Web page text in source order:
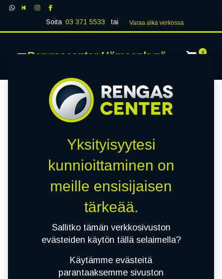
Soita 03 371 5533 tai Varaa aika verk​​​​ossa
Rengascenter Hämeenkyrö 0
Yksityisyytesi
kunnioittaminen on
meille ensisijaisen
tärkeää.
Sallitko tämän verkkosivuston
evästeiden käytön tällä selaimella?
Käytämme evästeitä
parantaaksemme sivuston